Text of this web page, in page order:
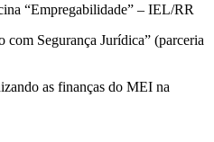
“Empregabilidade” – IEL/RR
Segurança Jurídica” (parceria
as finanças do MEI na